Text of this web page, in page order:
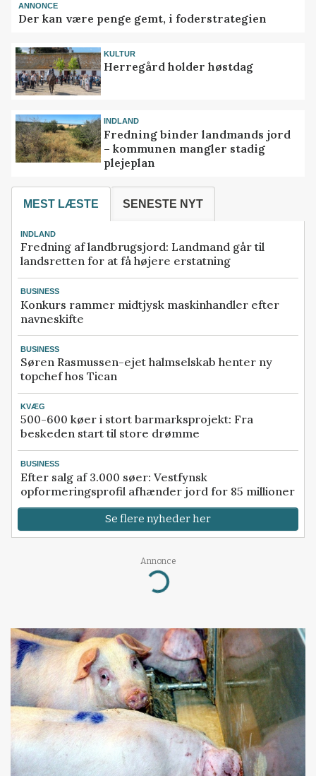
ANNONCE
Der kan være penge gemt, i foderstrategien
KULTUR
Herregård holder høstdag
INDLAND
Fredning binder landmands jord
– kommunen mangler stadig
plejeplan
MEST LÆSTE SENESTE NYT
INDLAND
Fredning af landbrugsjord: Landmand går til
landsretten for at få højere erstatning
BUSINESS
Konkurs rammer midtjysk maskinhandler efter
navneskifte
BUSINESS
Søren Rasmussen-ejet halmselskab henter ny
topchef hos Tican
KVÆG
500-600 køer i stort barmarksprojekt: Fra
beskeden start til store drømme
BUSINESS
Efter salg af 3.000 søer: Vestfynsk
opformeringsprofil afhænder jord for 85 millioner
Se flere nyheder her
Annonce
Loading...